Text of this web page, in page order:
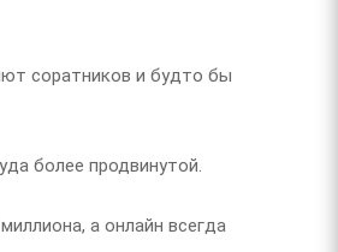
соратников и будто бы
более продвинутой.
а онлайн всегда